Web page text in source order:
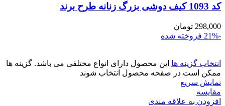
کد 1093 کیف دوشی بزرگ زنانه طرح برند
298,000 تومان
-21%
فروخته شده
انتخاب گزینه ها این محصول دارای انواع مختلفی می باشد. گزینه ها
ممکن است در صفحه محصول انتخاب شوند
نمایش سریع
مقايسه
افزودن به علاقه مندی